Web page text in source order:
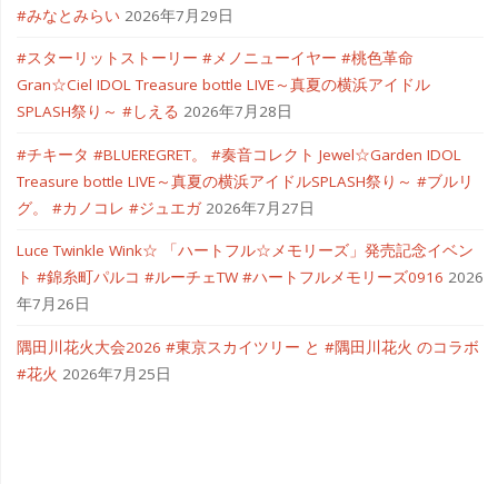
#みなとみらい 2026年7月29日
#スターリットストーリー #メノニューイヤー #桃色革命
Gran☆Ciel IDOL Treasure bottle LIVE～真夏の横浜アイドル
SPLASH祭り～ #しえる 2026年7月28日
#チキータ #BLUEREGRET。 #奏音コレクト Jewel☆Garden IDOL
Treasure bottle LIVE～真夏の横浜アイドルSPLASH祭り～ #ブルリ
グ。 #カノコレ #ジュエガ 2026年7月27日
Luce Twinkle Wink☆ 「ハートフル☆メモリーズ」発売記念イベン
ト #錦糸町パルコ #ルーチェTW #ハートフルメモリーズ0916 2026
年7月26日
隅田川花火大会2026 #東京スカイツリー と #隅田川花火 のコラボ
#花火 2026年7月25日